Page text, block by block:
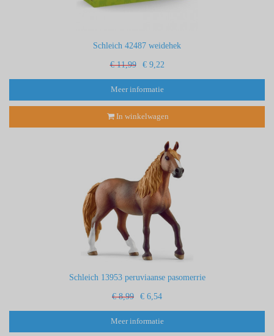
Schleich 42487 weidehek
€ 11,99 € 9,22
Meer informatie
In winkelwagen
Schleich 13953 peruviaanse pasomerrie
€ 8,99 € 6,54
Meer informatie